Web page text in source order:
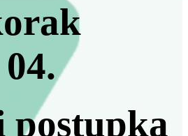
04.
postupka